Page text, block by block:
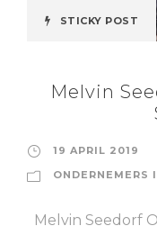
STICKY POST
Melvin
19 APRIL 2019
ONDERNEMERS
Melvin Seedorf